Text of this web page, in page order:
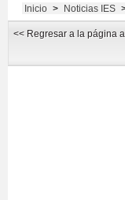
Inicio > Noticias IES
<< Regresar a la página